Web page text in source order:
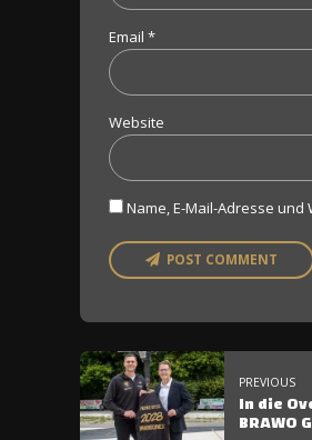
Email *
Website
Name, E-Mail-Adresse
POST COMMENT
PREVIOUS
In die
BRAWO